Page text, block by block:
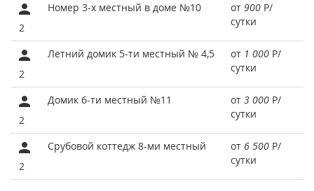
2
Номер 3-х местный в доме №10 от 900 Р/
сутки
2
Летний домик 5-ти местный № 4,5 от 1 000 Р/
сутки
2
Домик 6-ти местный №11 от 3 000 Р/
сутки
2
Срубовой коттедж 8-ми местный от 6 500 Р/
сутки